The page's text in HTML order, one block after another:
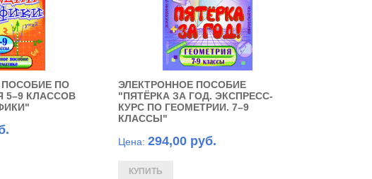
ПОСОБИЕ ПО
5–9 КЛАССОВ
ЭЛЕКТРОННОЕ ПОСОБИЕ
"ПЯТЁРКА ЗА ГОД. ЭКСПРЕСС-
КУРС ПО ГЕОМЕТРИИ. 7–9
КЛАССЫ"
Цена: 294,00 руб.